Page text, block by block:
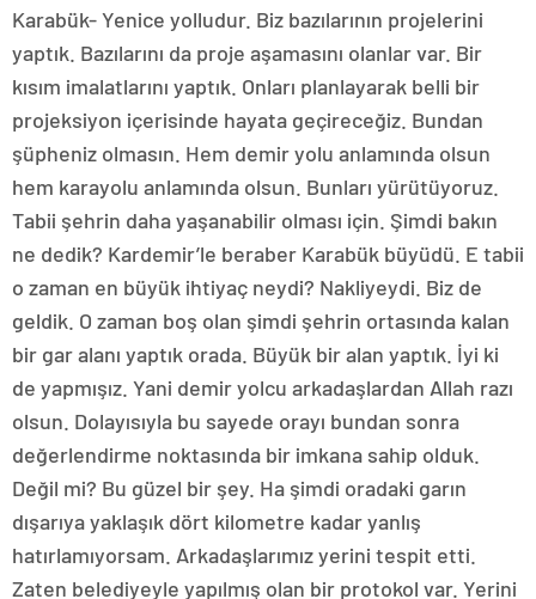
Karabük- Yenice yolludur. Biz bazılarının projelerini
yaptık. Bazılarını da proje aşamasını olanlar var. Bir
kısım imalatlarını yaptık. Onları planlayarak belli bir
projeksiyon içerisinde hayata geçireceğiz. Bundan
şüpheniz olmasın. Hem demir yolu anlamında olsun
hem karayolu anlamında olsun. Bunları yürütüyoruz.
Tabii şehrin daha yaşanabilir olması için. Şimdi bakın
ne dedik? Kardemir’le beraber Karabük büyüdü. E tabii
o zaman en büyük ihtiyaç neydi? Nakliyeydi. Biz de
geldik. O zaman boş olan şimdi şehrin ortasında kalan
bir gar alanı yaptık orada. Büyük bir alan yaptık. İyi ki
de yapmışız. Yani demir yolcu arkadaşlardan Allah razı
olsun. Dolayısıyla bu sayede orayı bundan sonra
değerlendirme noktasında bir imkana sahip olduk.
Değil mi? Bu güzel bir şey. Ha şimdi oradaki garın
dışarıya yaklaşık dört kilometre kadar yanlış
hatırlamıyorsam. Arkadaşlarımız yerini tespit etti.
Zaten belediyeyle yapılmış olan bir protokol var. Yerini